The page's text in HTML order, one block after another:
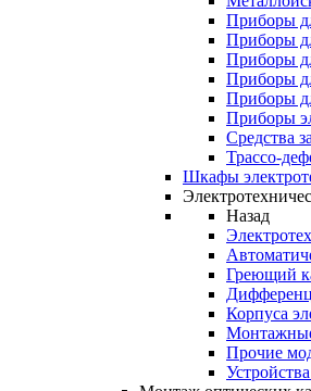
Приборы
Приборы
Приборы
Приборы
Приборы
Приборы
Средства
Трассо-
Шкафы
Назад
Греющий
Корпуса
Монтажные
Прочие